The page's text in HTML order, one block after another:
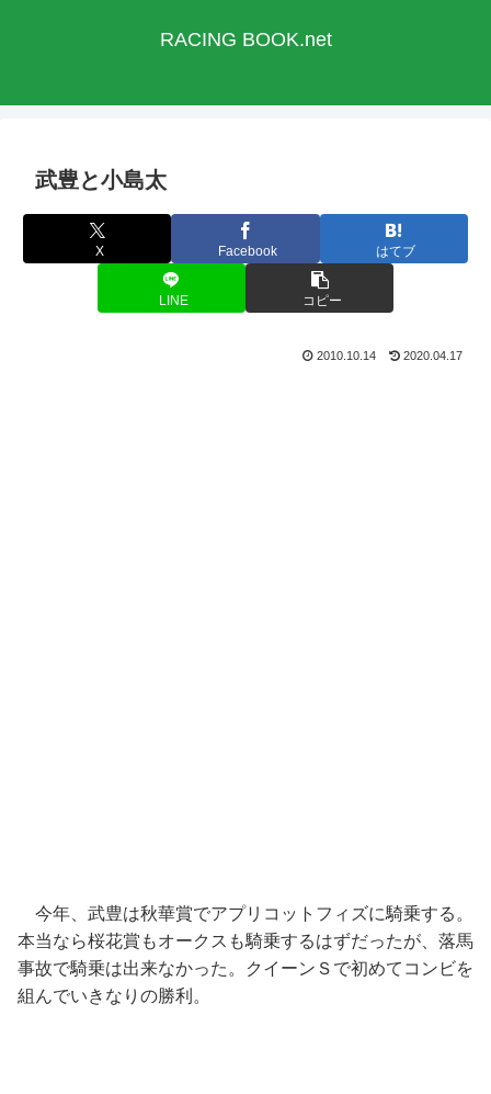
RACING BOOK.net
武豊と小島太
X Facebook はてブ
LINE コピー
2010.10.14 2020.04.17
今年、武豊は秋華賞でアプリコットフィズに騎乗する。
本当なら桜花賞もオークスも騎乗するはずだったが、落馬
事故で騎乗は出来なかった。クイーンＳで初めてコンビを
組んでいきなりの勝利。